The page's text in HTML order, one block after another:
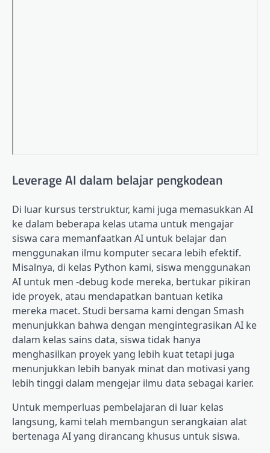
Leverage AI dalam belajar pengkodean
Di luar kursus terstruktur, kami juga memasukkan AI
ke dalam beberapa kelas utama untuk mengajar
siswa cara memanfaatkan AI untuk belajar dan
menggunakan ilmu komputer secara lebih efektif.
Misalnya, di kelas Python kami, siswa menggunakan
AI untuk men -debug kode mereka, bertukar pikiran
ide proyek, atau mendapatkan bantuan ketika
mereka macet. Studi bersama kami dengan Smash
menunjukkan bahwa dengan mengintegrasikan AI ke
dalam kelas sains data, siswa tidak hanya
menghasilkan proyek yang lebih kuat tetapi juga
menunjukkan lebih banyak minat dan motivasi yang
lebih tinggi dalam mengejar ilmu data sebagai karier.
Untuk memperluas pembelajaran di luar kelas
langsung, kami telah membangun serangkaian alat
bertenaga AI yang dirancang khusus untuk siswa.